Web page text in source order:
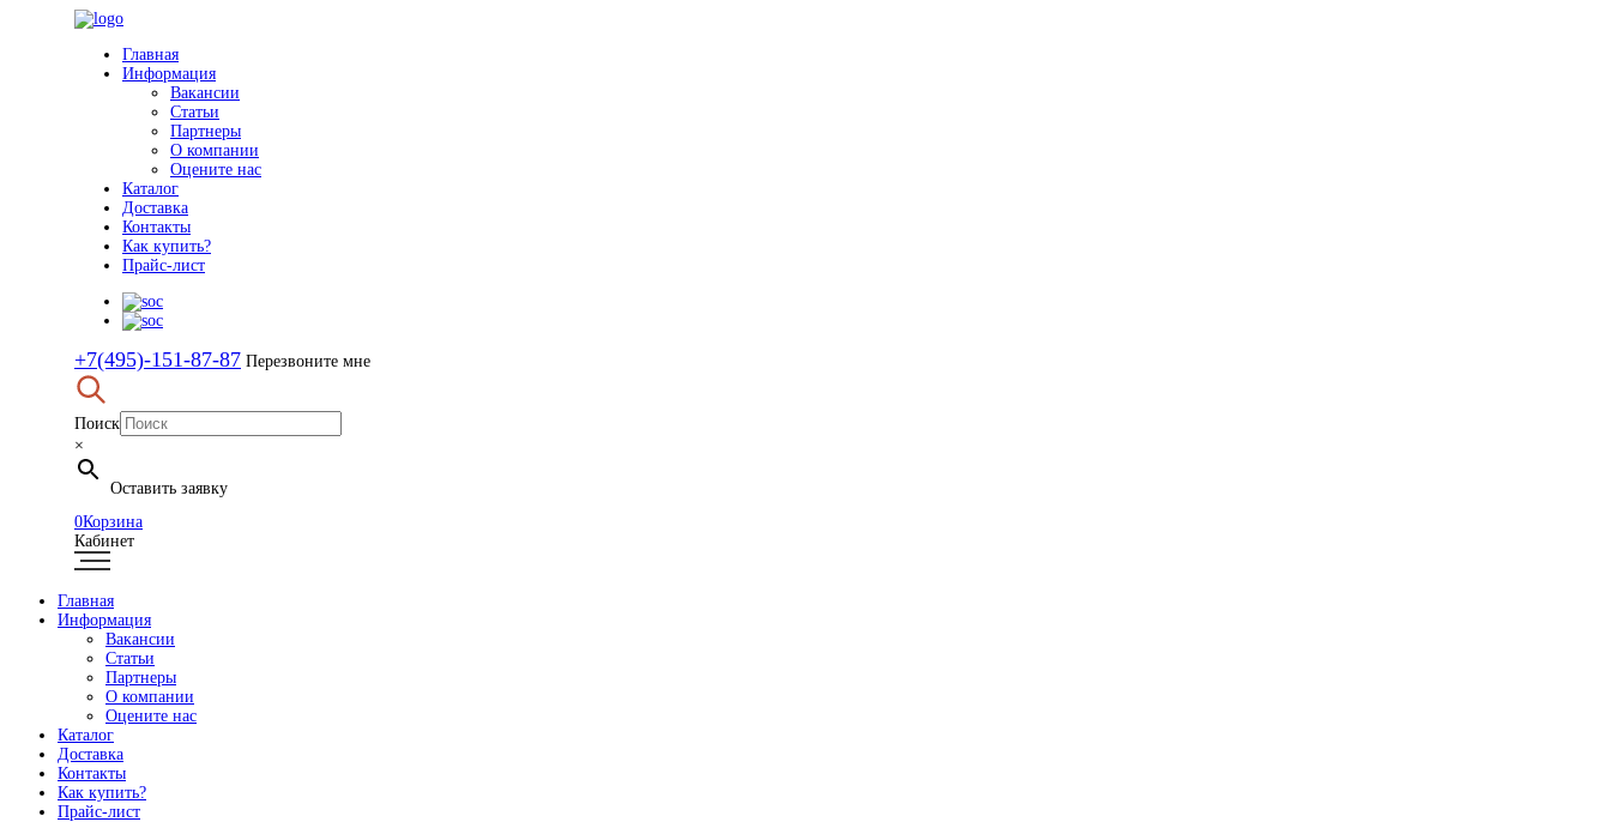
Главная
Информация
Вакансии
Статьи
Партнеры
О компании
Оцените нас
Каталог
Доставка
Контакты
Как купить?
Прайс-лист
+7(495)-151-87-87 Перезвоните мне
Поиск
×
Оставить заявку
0Корзина
Кабинет
Главная
Информация
Вакансии
Статьи
Партнеры
О компании
Оцените нас
Каталог
Доставка
Контакты
Как купить?
Прайс-лист